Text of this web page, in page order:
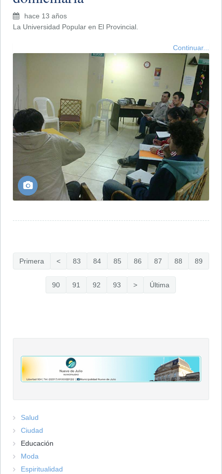
hace 13 años
La Universidad Popular en El Provincial.
Continuar...
Primera < 83 84 85 86 87 88 89
90 91 92 93 > Última
Salud
Ciudad
Educación
Moda
Espiritualidad